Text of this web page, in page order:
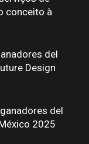
conceito à
del
Design
del
2025